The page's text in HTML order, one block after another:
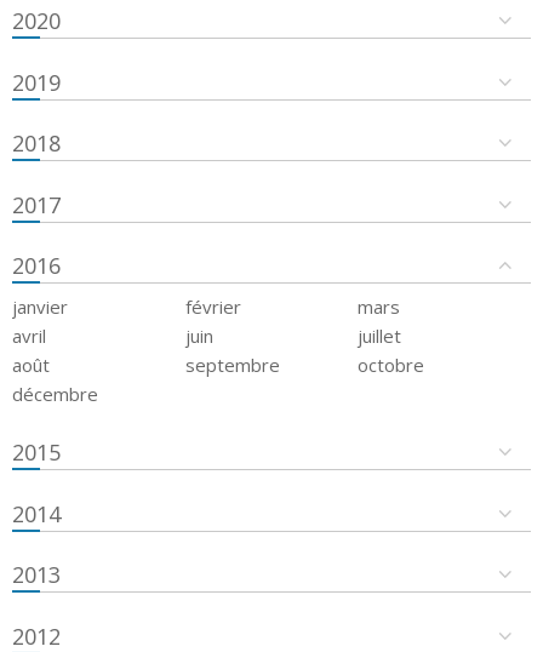
2020
2019
2018
2017
2016
janvier février
mars
avril
juin
juillet
août
septembre
octobre
décembre
2015
2014
2013
2012